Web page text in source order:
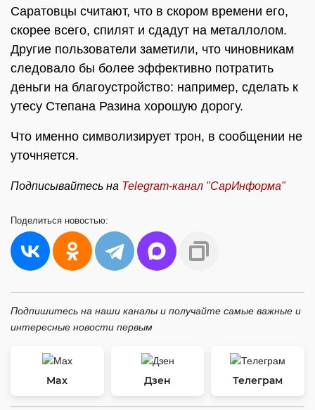
Саратовцы считают, что в скором времени его,
скорее всего, спилят и сдадут на металлолом.
Другие пользователи заметили, что чиновникам
следовало бы более эффективно потратить
деньги на благоустройство: например, сделать к
утесу Степана Разина хорошую дорогу.
Что именно символизирует трон, в сообщении не
уточняется.
Подписывайтесь на Telegram-канал "СарИнформа"
Поделиться новостью:
Подпишитесь на наши каналы и получайте самые важные и
интересные новости первым
Max Дзен Телеграм